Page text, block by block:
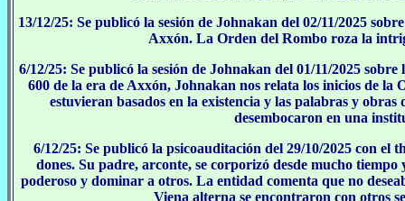
13/12/25: Se publicó la sesión de Johnakan del 02/11/2025
Axxón. La Orden del Rombo roza la
6/12/25: Se publicó la sesión de Johnakan del 01/11/2025
600 de la era de Axxón, Johnakan nos relata los inicios de
estuvieran basados en la existencia y las palabras y
desembocaron en una
6/12/25: Se publicó la psicoauditación del 29/10/2025 con
dones. Su padre, arconte, se corporizó desde mucho
poderoso y dominar a otros. La entidad comenta que no
Viena alterna se encontraron con otros